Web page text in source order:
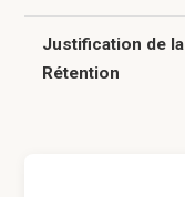
Justification de la
Rétention